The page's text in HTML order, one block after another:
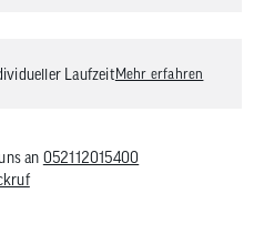
LaufzeitMehr erfahren
an 052112015400